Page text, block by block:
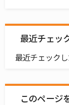
最近チェッ
最近チェック
このページ